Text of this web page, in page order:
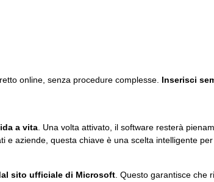
online, senza procedure complesse. Inserisci
a vita . Una volta attivato, il software resterà
aziende, questa chiave è una scelta intelligente
sito ufficiale di Microsoft . Questo garantisce che